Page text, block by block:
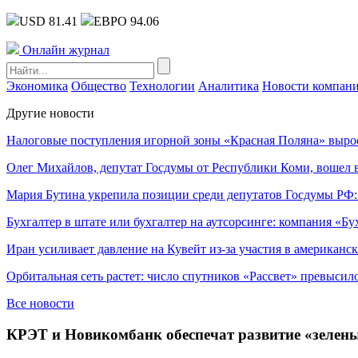
USD 81.41 ЕВРО 94.06
Онлайн журнал
Экономика Общество Технологии Аналитика Новости
Другие новости
Налоговые поступления игорной зоны «Красная Поляна»
Олег Михайлов, депутат Госдумы от Республики Коми, вошел
Мария Бутина укрепила позиции среди депутатов Госдумы
Бухгалтер в штате или бухгалтер на аутсорсинге: компания
Иран усиливает давление на Кувейт из-за участия в
Орбитальная сеть растет: число спутников «Рассвет»
Все новости
КРЭТ и Новикомбанк обеспечат развитие